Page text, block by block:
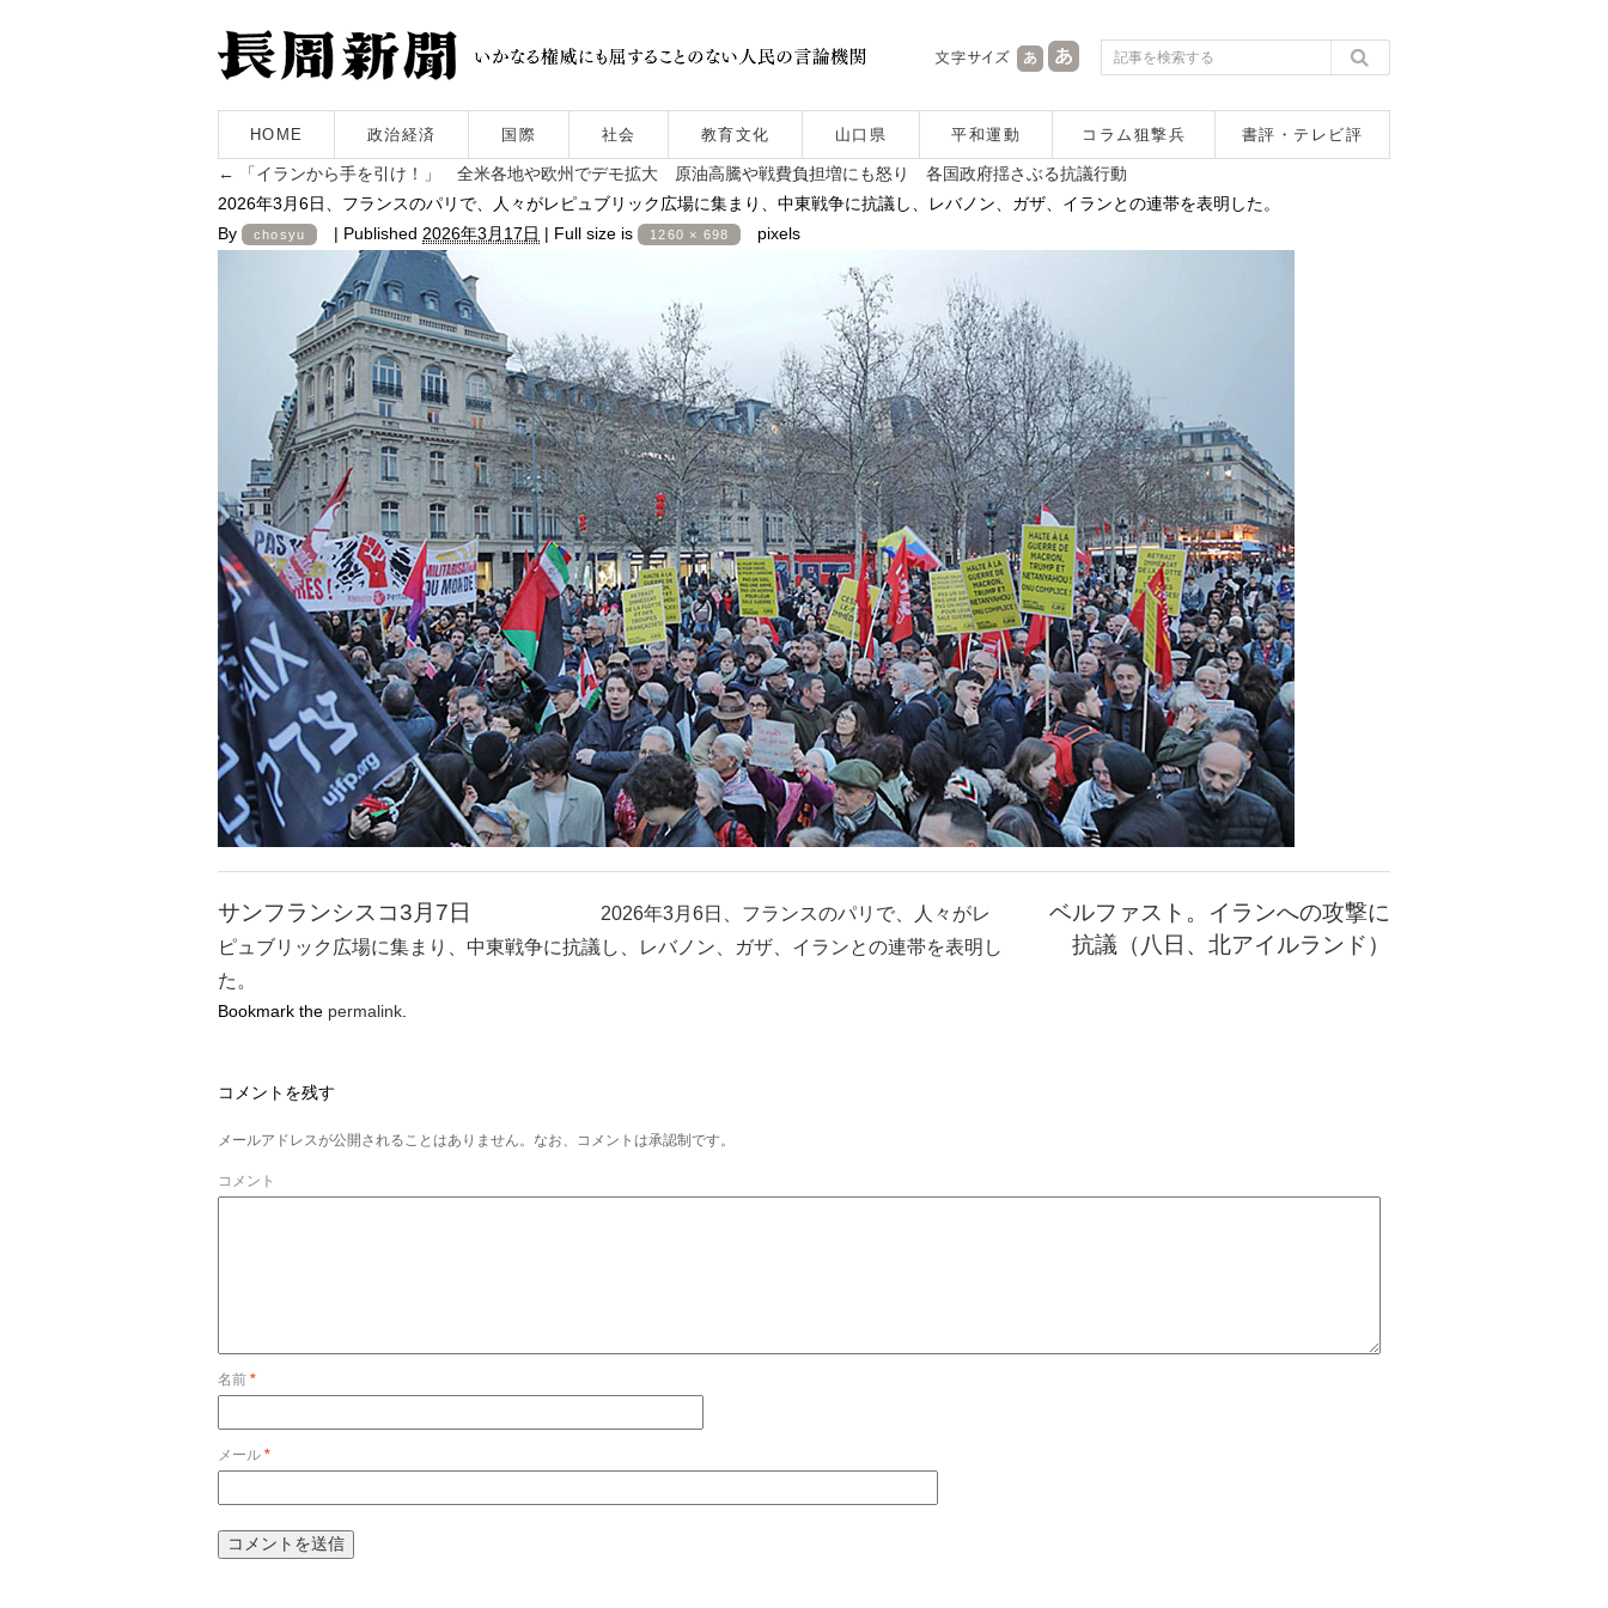
HOME 政治経済 国際 社会 教育文化 山口県 平和運動 コラム狙撃兵 書評・テレビ評
←
「イランから手を引け！」 全米各地や欧州でデモ拡大 原油高騰や戦費負担増にも怒り 各国政府揺さぶる抗議行動
2026年3月6日、フランスのパリで、人々がレピュブリック広場に集まり、中東戦争に抗議し、レバノン、ガザ、イランとの連帯を表明した。
By
chosyu | Published 2026年3月17日 | Full size is 1260 × 698 pixels
サンフランシスコ3月7日
ベルファスト。イランへの攻撃に
抗議（八日、北アイルランド）
2026年3月6日、フランスのパリで、人々がレ
ピュブリック広場に集まり、中東戦争に抗議し、レバノン、ガザ、イランとの連帯を表明し
た。
Bookmark the permalink
コメントを残す
メールアドレスが公開されることはありません。なお、コメントは承認制です。
コメント
名前 *
メール *